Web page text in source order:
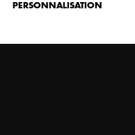
PERSONNALISATION